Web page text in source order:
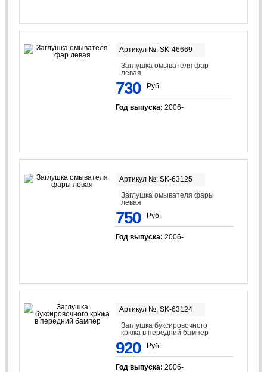
Артикул №: SK-46669
Заглушка омывателя фар
левая
730 Руб.
Год выпуска: 2006-
Артикул №: SK-63125
Заглушка омывателя фары
левая
750 Руб.
Год выпуска: 2006-
Артикул №: SK-63124
Заглушка буксировочного
крюка в передний бампер
920 Руб.
Год выпуска: 2006-